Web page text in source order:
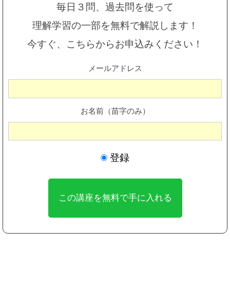
毎日３問、過去問を使って
理解学習の一部を無料で解説します！
今すぐ、こちらからお申込みください！
メールアドレス
お名前（苗字のみ）
登録